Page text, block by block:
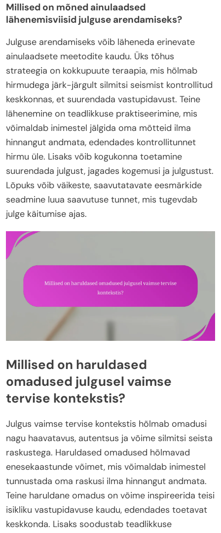
Millised on mõned ainulaadsed
lähenemisviisid julguse arendamiseks?
Julguse arendamiseks võib läheneda erinevate
ainulaadsete meetodite kaudu. Üks tõhus
strateegia on kokkupuute teraapia, mis hõlmab
hirmudega järk-järgult silmitsi seismist kontrollitud
keskkonnas, et suurendada vastupidavust. Teine
lähenemine on teadlikkuse praktiseerimine, mis
võimaldab inimestel jälgida oma mõtteid ilma
hinnangut andmata, edendades kontrollitunnet
hirmu üle. Lisaks võib kogukonna toetamine
suurendada julgust, jagades kogemusi ja julgustust.
Lõpuks võib väikeste, saavutatavate eesmärkide
seadmine luua saavutuse tunnet, mis tugevdab
julge käitumise ajas.
Millised on haruldased
omadused julgusel vaimse
tervise kontekstis?
Julgus vaimse tervise kontekstis hõlmab omadusi
nagu haavatavus, autentsus ja võime silmitsi seista
raskustega. Haruldased omadused hõlmavad
enesekaastunde võimet, mis võimaldab inimestel
tunnustada oma raskusi ilma hinnangut andmata.
Teine haruldane omadus on võime inspireerida teisi
isikliku vastupidavuse kaudu, edendades toetavat
keskkonda. Lisaks soodustab teadlikkuse